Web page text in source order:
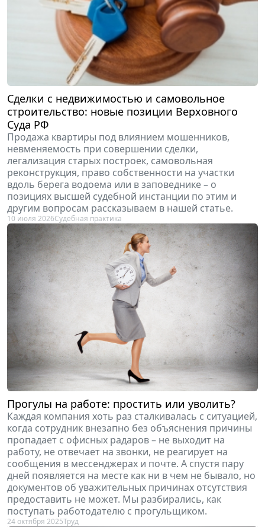
Сделки с недвижимостью и самовольное
строительство: новые позиции Верховного
Суда РФ
Продажа квартиры под влиянием мошенников,
невменяемость при совершении сделки,
легализация старых построек, самовольная
реконструкция, право собственности на участки
вдоль берега водоема или в заповеднике – о
позициях высшей судебной инстанции по этим и
другим вопросам рассказываем в нашей статье.
10 июля 2026Судебная практика
Прогулы на работе: простить или уволить?
Каждая компания хоть раз сталкивалась с ситуацией,
когда сотрудник внезапно без объяснения причины
пропадает с офисных радаров – не выходит на
работу, не отвечает на звонки, не реагирует на
сообщения в мессенджерах и почте. А спустя пару
дней появляется на месте как ни в чем не бывало, но
документов об уважительных причинах отсутствия
предоставить не может. Мы разбирались, как
поступать работодателю с прогульщиком.
24 октября 2025Труд